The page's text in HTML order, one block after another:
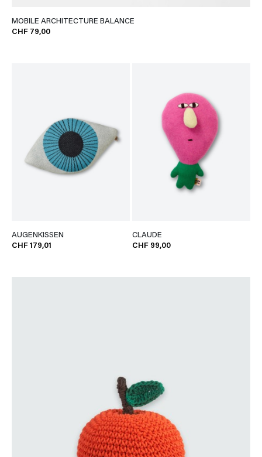
MOBILE ARCHITECTURE BALANCE
CHF 79,00
AUGENKISSEN
CHF 179,01
CLAUDE
CHF 99,00